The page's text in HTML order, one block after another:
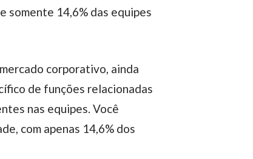
e somente 14,6% das equipes
de funções relacionadas
nas equipes. Você
com apenas 14,6% dos